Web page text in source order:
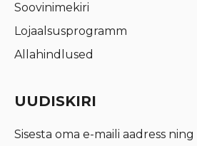
Soovinimekiri
Lojaalsusprogramm
Allahindlused
UUDISKIRI
Sisesta oma e-maili aadress